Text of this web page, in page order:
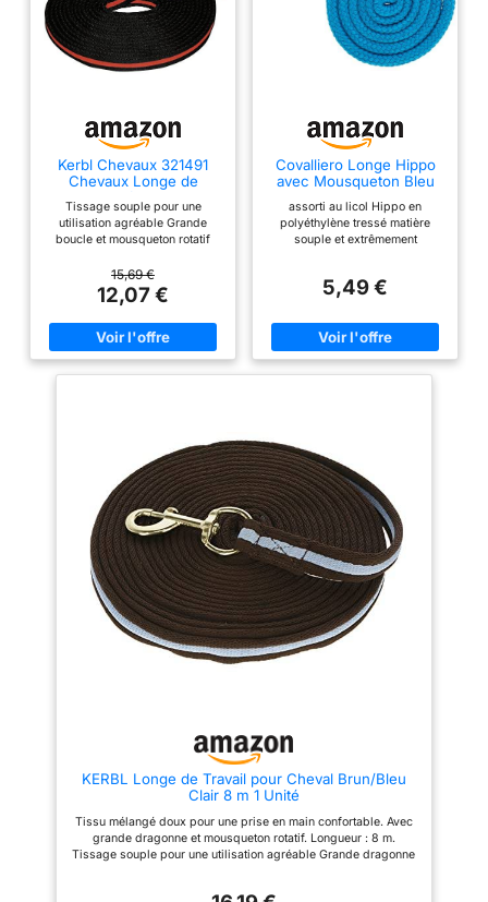
Kerbl Chevaux 321491
Chevaux Longe de
Noir/Rouge
Tissage souple pour une
utilisation agréable Grande
boucle et mousqueton rotatif
dragonne et mousqueton avec
virole tissage souple pour une
utilisation agréable grande
dragonne et mousqueton avec
virole longueur env. 8 m
15,69 €
12,07 €
Covalliero Longe Hippo
avec Mousqueton Bleu
assorti au licol Hippo en
polyéthylène tressé matière
souple et extrêmement
5,49 €
KERBL Longe de Travail pour Cheval Brun/Bleu
Clair 8 m 1 Unité
Tissu mélangé doux pour une prise en main confortable. Avec
grande dragonne et mousqueton rotatif. Longueur : 8 m.
Tissage souple pour une utilisation agréable Grande dragonne